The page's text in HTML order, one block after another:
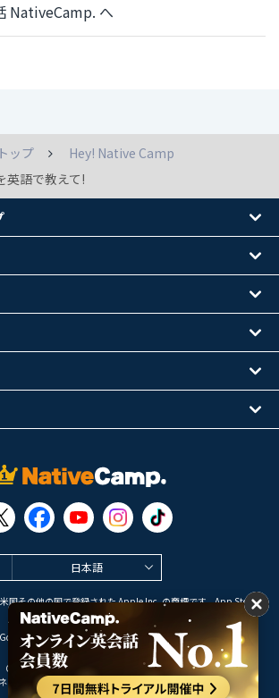
NativeCamp. へ
ップ
Hey! Native Camp
英語で教えて!
日本語
国その他の国で登録された Apple Inc. の商標です。App Store は
Apple Inc. のサービスマークです。
Google Play は Google LLC の商標です。
Copyright © 2026 オンライン英会話
ネイティブキャンプ All Rights Reserved.